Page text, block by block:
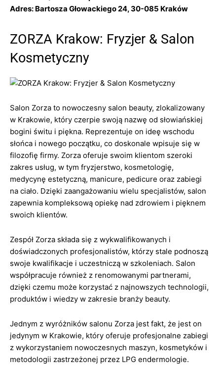
Adres: Bartosza Głowackiego 24, 30-085 Kraków
ZORZA Krakow: Fryzjer & Salon
Kosmetyczny
Salon Zorza to nowoczesny salon beauty, zlokalizowany
w Krakowie, który czerpie swoją nazwę od słowiańskiej
bogini świtu i piękna. Reprezentuje on ideę wschodu
słońca i nowego początku, co doskonale wpisuje się w
filozofię firmy. Zorza oferuje swoim klientom szeroki
zakres usług, w tym fryzjerstwo, kosmetologię,
medycynę estetyczną, manicure, pedicure oraz zabiegi
na ciało. Dzięki zaangażowaniu wielu specjalistów, salon
zapewnia kompleksową opiekę nad zdrowiem i pięknem
swoich klientów.
Zespół Zorza składa się z wykwalifikowanych i
doświadczonych profesjonalistów, którzy stale podnoszą
swoje kwalifikacje i uczestniczą w szkoleniach. Salon
współpracuje również z renomowanymi partnerami,
dzięki czemu może korzystać z najnowszych technologii,
produktów i wiedzy w zakresie branży beauty.
Jednym z wyróżników salonu Zorza jest fakt, że jest on
jedynym w Krakowie, który oferuje profesjonalne zabiegi
z wykorzystaniem nowoczesnych maszyn, kosmetyków i
metodologii zastrzeżonej przez LPG endermologie.